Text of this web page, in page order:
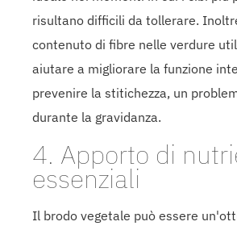
risultano difficili da tollerare.
contenuto di fibre nelle verdure
aiutare a migliorare la funzione
prevenire la stitichezza, un
durante la gravidanza.
4. Apporto di
essenziali
Il brodo vegetale può essere